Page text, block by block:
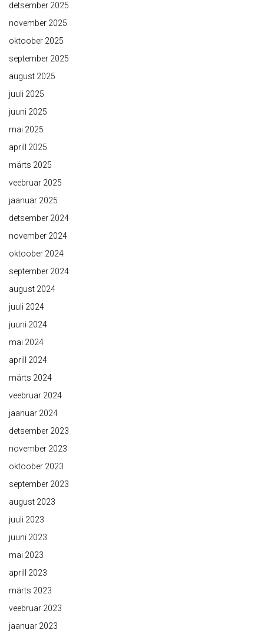
detsember 2025
november 2025
oktoober 2025
september 2025
august 2025
juuli 2025
juuni 2025
mai 2025
aprill 2025
märts 2025
veebruar 2025
jaanuar 2025
detsember 2024
november 2024
oktoober 2024
september 2024
august 2024
juuli 2024
juuni 2024
mai 2024
aprill 2024
märts 2024
veebruar 2024
jaanuar 2024
detsember 2023
november 2023
oktoober 2023
september 2023
august 2023
juuli 2023
juuni 2023
mai 2023
aprill 2023
märts 2023
veebruar 2023
jaanuar 2023